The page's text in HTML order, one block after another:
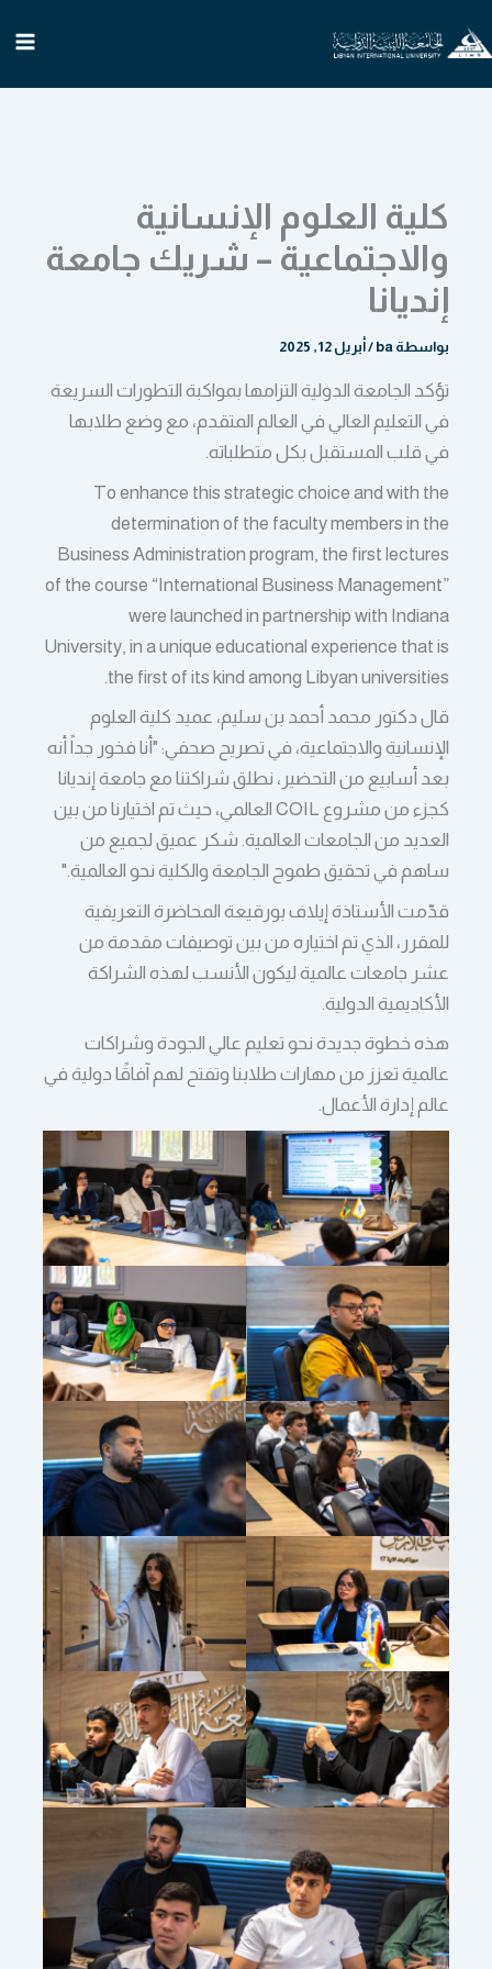
إلى
كلية العلوم الإنسانية
والاجتماعية – شريك جامعة
إنديانا
بواسطة ba
/أبريل 12, 2025
تؤكد الجامعة الدولية التزامها بمواكبة التطورات السريعة
في التعليم العالي في العالم المتقدم، مع وضع طلابها
في قلب المستقبل بكل متطلباته.
To enhance this strategic choice and with the
determination of the faculty members in the
Business Administration program, the first lectures
of the course “International Business Management”
were launched in partnership with Indiana
University, in a unique educational experience that is
the first of its kind among Libyan universities.
قال دكتور محمد أحمد بن سليم، عميد كلية العلوم
الإنسانية والاجتماعية، في تصريح صحفي: "أنا فخور جداً أنه
بعد أسابيع من التحضير، نطلق شراكتنا مع جامعة إنديانا
كجزء من مشروع COIL العالمي، حيث تم اختيارنا من بين
العديد من الجامعات العالمية. شكر عميق لجميع من
ساهم في تحقيق طموح الجامعة والكلية نحو العالمية."
قدّمت الأستاذة إيلاف بورقيعة المحاضرة التعريفية
للمقرر، الذي تم اختياره من بين توصيفات مقدمة من
عشر جامعات عالمية ليكون الأنسب لهذه الشراكة
الأكاديمية الدولية.
هذه خطوة جديدة نحو تعليم عالي الجودة وشراكات
عالمية تعزز من مهارات طلابنا وتفتح لهم آفاقًا دولية في
عالم إدارة الأعمال.